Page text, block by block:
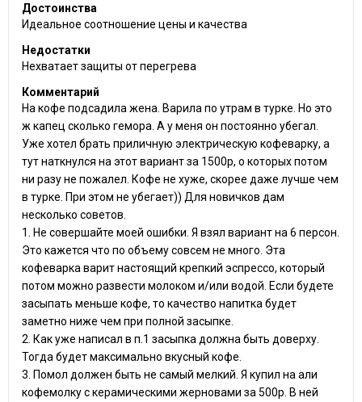
Достоинства
Идеальное соотношение цены и качества
Недостатки
Нехватает защиты от перегрева
Комментарий
На кофе подсадила жена. Варила по утрам в турке. Но это
ж капец сколько гемора. А у меня он постоянно убегал.
Уже хотел брать приличную электрическую кофеварку, а
тут наткнулся на этот вариант за 1500р, о которых потом
ни разу не пожалел. Кофе не хуже, скорее даже лучше чем
в турке. При этом не убегает)) Для новичков дам
несколько советов.
1. Не совершайте моей ошибки. Я взял вариант на 6 персон.
Это кажется что по объему совсем не много. Эта
кофеварка варит настоящий крепкий эспрессо, который
потом можно развести молоком и/или водой. Если будете
засыпать меньше кофе, то качество напитка будет
заметно ниже чем при полной засыпке.
2. Как уже написал в п.1 засыпка должна быть доверху.
Тогда будет максимально вкусный кофе.
3. Помол должен быть не самый мелкий. Я купил на али
кофемолку с керамическими жерновами за 500р. В ней